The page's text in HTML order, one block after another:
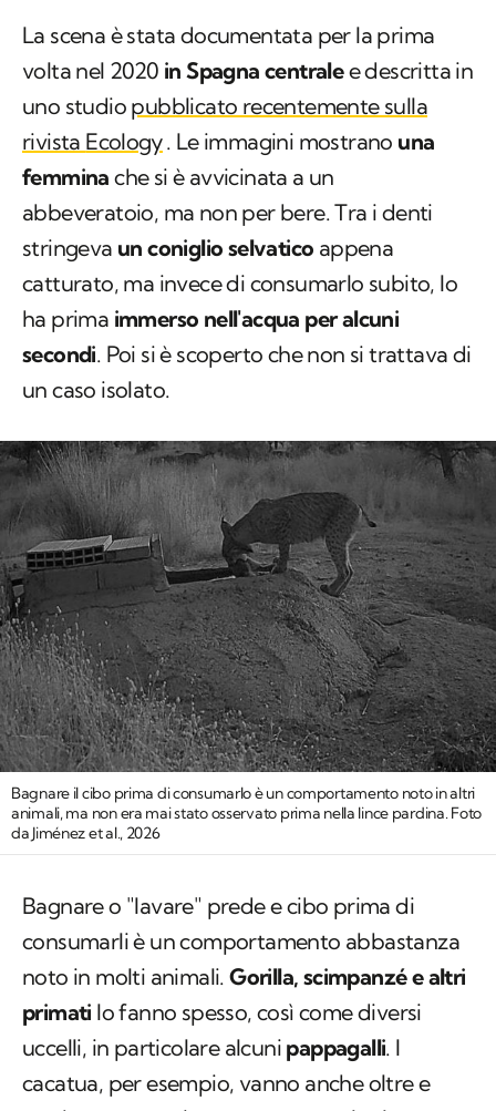
La scena è stata documentata per la prima
volta nel 2020 in Spagna centralee descritta in
uno studio pubblicato recentemente sulla
rivista Ecology. Le immagini mostrano una
femmina che si è avvicinata a un
abbeveratoio, ma non per bere. Tra i denti
stringeva un coniglio selvatico appena
catturato, ma invece di consumarlo subito, lo
ha prima immerso nell'acqua per alcuni
secondi. Poi si è scoperto che non si trattava di
un caso isolato.
Bagnare il cibo prima di consumarlo è un comportamento noto in altri
animali, ma non era mai stato osservato prima nella lince pardina. Foto
da Jiménez et al., 2026
Bagnare o "lavare" prede e cibo prima di
consumarli è un comportamento abbastanza
noto in molti animali.Gorilla, scimpanzé e altri
primati lo fanno spesso, così come diversi
uccelli, in particolare alcuni pappagalli. I
cacatua, per esempio, vanno anche oltre e